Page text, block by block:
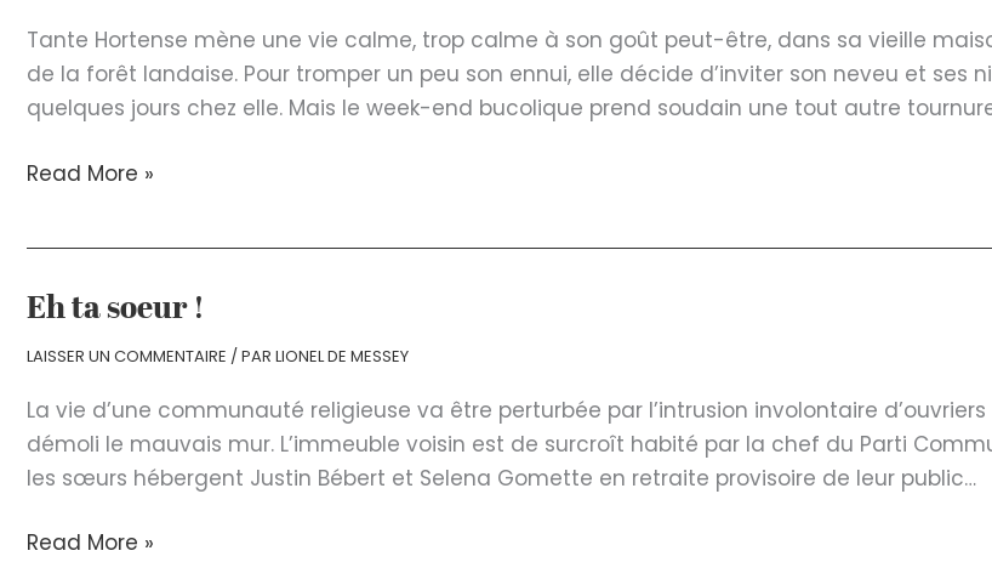
Tante Hortense mène une vie calme, trop calme à son goût peut-être, dans sa vieille
de la forêt landaise. Pour tromper un peu son ennui, elle décide d’inviter son neveu et ses
quelques jours chez elle. Mais le week-end bucolique prend soudain une tout autre
Qui
tante
:
comédie
policière
deux
Read More »
Eh ta soeur !
LAISSER UN COMMENTAIRE / PAR LIONEL DE MESSEY
La vie d’une communauté religieuse va être perturbée par l’intrusion involontaire
démoli le mauvais mur. L’immeuble voisin est de surcroît habité par la chef du Parti
les sœurs hébergent Justin Bébert et Selena Gomette en retraite provisoire de leur public…
Eh
Read More »